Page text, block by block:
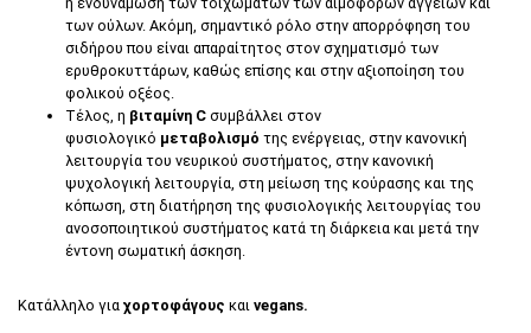
των ούλων. Ακόμη, σημαντικό ρόλο στην απορρόφηση του
σιδήρου που είναι απαραίτητος στον σχηματισμό των
ερυθροκυττάρων, καθώς επίσης και στην αξιοποίηση του
φολικού οξέος.
Τέλος, η βιταμίνη C συμβάλλει στον
φυσιολογικό μεταβολισμό της ενέργειας, στην κανονική
λειτουργία του νευρικού συστήματος, στην κανονική
ψυχολογική λειτουργία, στη μείωση της κούρασης και της
κόπωση, στη διατήρηση της φυσιολογικής λειτουργίας του
ανοσοποιητικού συστήματος κατά τη διάρκεια και μετά την
έντονη σωματική άσκηση.
Κατάλληλο για χορτοφάγους και vegans.